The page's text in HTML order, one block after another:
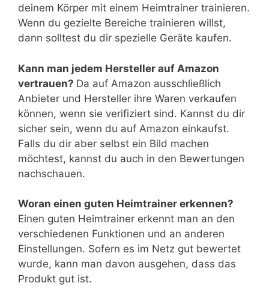
deinem Körper mit einem Heimtrainer trainieren.
Wenn du gezielte Bereiche trainieren willst,
dann solltest du dir spezielle Geräte kaufen.
Kann man jedem Hersteller auf Amazon
vertrauen? Da auf Amazon ausschließlich
Anbieter und Hersteller ihre Waren verkaufen
können, wenn sie verifiziert sind. Kannst du dir
sicher sein, wenn du auf Amazon einkaufst.
Falls du dir aber selbst ein Bild machen
möchtest, kannst du auch in den Bewertungen
nachschauen.
Woran einen guten Heimtrainer erkennen?
Einen guten Heimtrainer erkennt man an den
verschiedenen Funktionen und an anderen
Einstellungen. Sofern es im Netz gut bewertet
wurde, kann man davon ausgehen, dass das
Produkt gut ist.